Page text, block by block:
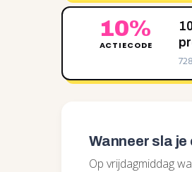
10%
ACTIECODE
Wanneer sla
Op vrijdagmiddag